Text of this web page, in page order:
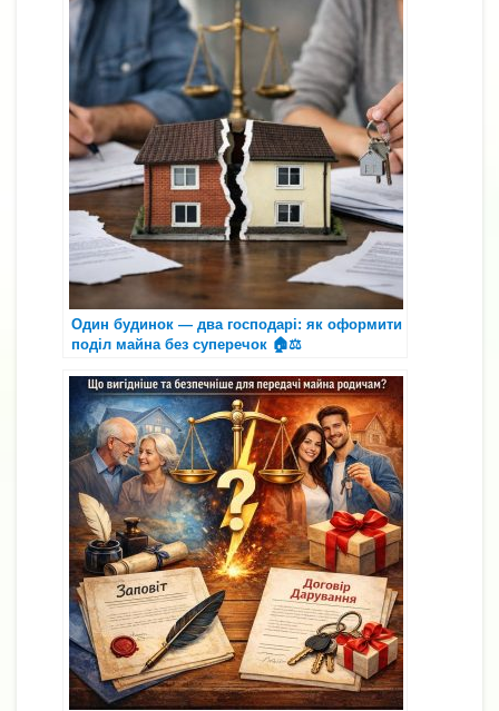
Один будинок — два господарі: як оформити
поділ майна без суперечок 🏠⚖️